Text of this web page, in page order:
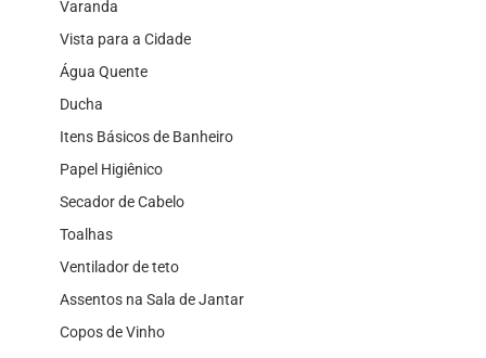
Varanda
Vista para a Cidade
Água Quente
Ducha
Itens Básicos de Banheiro
Papel Higiênico
Secador de Cabelo
Toalhas
Ventilador de teto
Assentos na Sala de Jantar
Copos de Vinho